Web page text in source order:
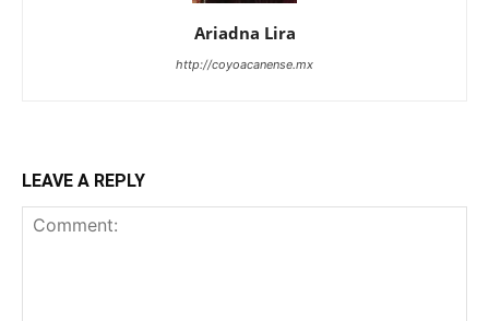
Ariadna Lira
http://coyoacanense.mx
LEAVE A REPLY